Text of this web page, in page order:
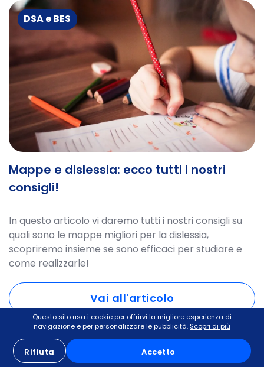
DSA e BES
Mappe e dislessia: ecco tutti i nostri
consigli!
In questo articolo vi daremo tutti i nostri consigli su
quali sono le mappe migliori per la dislessia,
scopriremo insieme se sono efficaci per studiare e
come realizzarle!
Vai all'articolo
DSA e BES
Questo sito usa i cookie per offrirvi la migliore esperienza di
navigazione e per personalizzare le pubblicità. Scopri di più
Rifiuta Accetto